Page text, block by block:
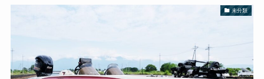
未分類